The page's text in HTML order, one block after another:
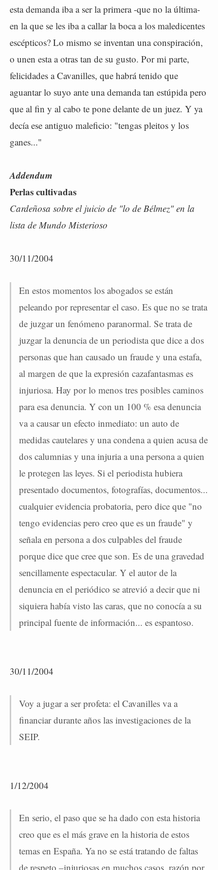
esta demanda iba a ser la primera -que no la última-
en la que se les iba a callar la boca a los maledicentes
escépticos? Lo mismo se inventan una conspiración,
o unen esta a otras tan de su gusto. Por mi parte,
felicidades a Cavanilles, que habrá tenido que
aguantar lo suyo ante una demanda tan estúpida pero
que al fin y al cabo te pone delante de un juez. Y ya
decía ese antiguo maleficio: "tengas pleitos y los
ganes..."
Addendum
Perlas cultivadas
Cardeñosa sobre el juicio de "lo de Bélmez" en la
lista de Mundo Misterioso
30/11/2004
En estos momentos los abogados se están
peleando por representar el caso. Es que no se trata
de juzgar un fenómeno paranormal. Se trata de
juzgar la denuncia de un periodista que dice a dos
personas que han causado un fraude y una estafa,
al margen de que la expresión cazafantasmas es
injuriosa. Hay por lo menos tres posibles caminos
para esa denuncia. Y con un 100 % esa denuncia
va a causar un efecto inmediato: un auto de
medidas cautelares y una condena a quien acusa de
dos calumnias ­y una injuria­ a una persona a quien
le protegen las leyes. Si el periodista hubiera
presentado documentos, fotografías, documentos...
cualquier evidencia probatoria, pero dice que "no
tengo evidencias pero creo que es un fraude" y
señala en persona a dos culpables del fraude
porque dice que cree que son. Es de una gravedad
sencillamente espectacular. Y el autor de la
denuncia en el periódico se atrevió a decir que ni
siquiera había visto las caras, que no conocía a su
principal fuente de información... es espantoso.
30/11/2004
Voy a jugar a ser profeta: el Cavanilles va a
financiar durante años las investigaciones de la
SEIP.
1/12/2004
En serio, el paso que se ha dado con esta historia
creo que es el más grave en la historia de estos
temas en España. Ya no se está tratando de faltas
de respeto –injuriosas en muchos casos, razón por